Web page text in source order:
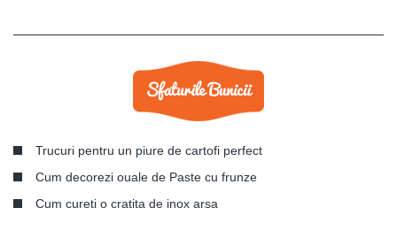
Trucuri pentru un piure de cartofi perfect
Cum decorezi ouale de Paste cu frunze
Cum cureti o cratita de inox arsa